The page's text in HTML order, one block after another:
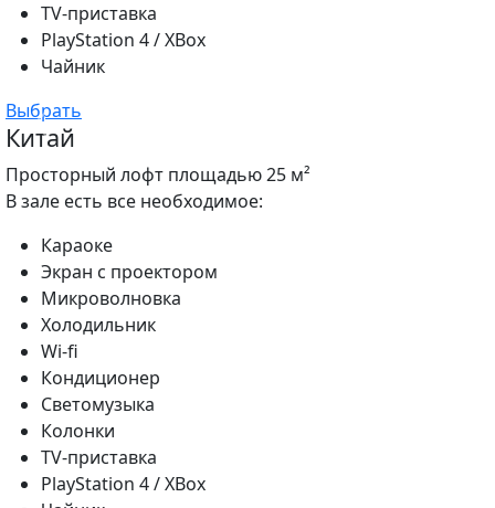
TV-приставка
PlayStation 4 / XBox
Чайник
Выбрать
Китай
Просторный лофт площадью 25 м²
В зале есть все необходимое:
Караоке
Экран с проектором
Микроволновка
Холодильник
Wi-fi
Кондиционер
Светомузыка
Колонки
TV-приставка
PlayStation 4 / XBox